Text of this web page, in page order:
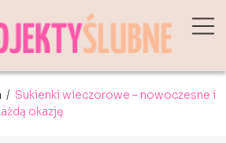
/ Sukienki wieczorowe – nowoczesne i
okazję